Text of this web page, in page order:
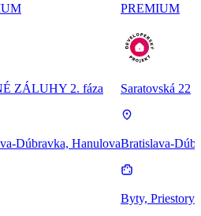
ZÁLUHY 2. fáza
Dúbravka, Hanulova
PREMIUM
Saratovská 22
Bratislava-
Byty, Priestory